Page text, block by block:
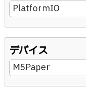
PlatformIO
デバイス
M5Paper